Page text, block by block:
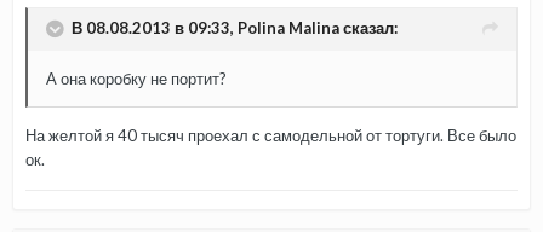
В 08.08.2013 в 09:33, Polina Malina сказал:
А она коробку не портит?
На желтой я 40 тысяч проехал с самодельной от тортуги. Все было
ок.